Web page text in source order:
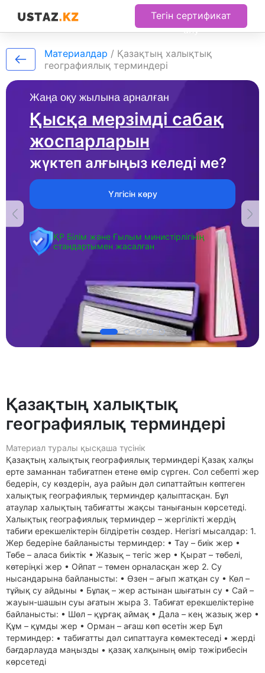
Тегін сертификат
алу
Жаңа оқу жылына арналған
Қысқа мерзімді сабақ
жоспарларын
жүктеп алғыңыз келеді ме?
Үлгісін көру
ҚР Білім және Ғылым министірлігінің
стандартымен жасалған
Материалдар / Қазақтың халықтық
географиялық терминдері
Қазақтың халықтық
географиялық терминдері
Материал туралы қысқаша түсінік
Қазақтың халықтық географиялық терминдері Қазақ халқы
ерте заманнан табиғатпен етене өмір сүрген. Сол себепті жер
бедерін, су көздерін, ауа райын дәл сипаттайтын көптеген
халықтық географиялық терминдер қалыптасқан. Бұл
атаулар халықтың табиғатты жақсы танығанын көрсетеді.
Халықтық географиялық терминдер – жергілікті жердің
табиғи ерекшеліктерін білдіретін сөздер. Негізгі мысалдар: 1.
Жер бедеріне байланысты терминдер: • Тау – биік жер •
Төбе – аласа биіктік • Жазық – тегіс жер • Қырат – төбелі,
көтеріңкі жер • Ойпат – төмен орналасқан жер 2. Су
нысандарына байланысты: • Өзен – ағып жатқан су • Көл –
тұйық су айдыны • Бұлақ – жер астынан шығатын су • Сай –
жауын-шашын суы ағатын жыра 3. Табиғат ерекшеліктеріне
байланысты: • Шөл – құрғақ аймақ • Дала – кең жазық жер •
Құм – құмды жер • Орман – ағаш көп өсетін жер Бұл
терминдер: • табиғатты дәл сипаттауға көмектеседі • жерді
бағдарлауда маңызды • қазақ халқының өмір тәжірибесін
көрсетеді